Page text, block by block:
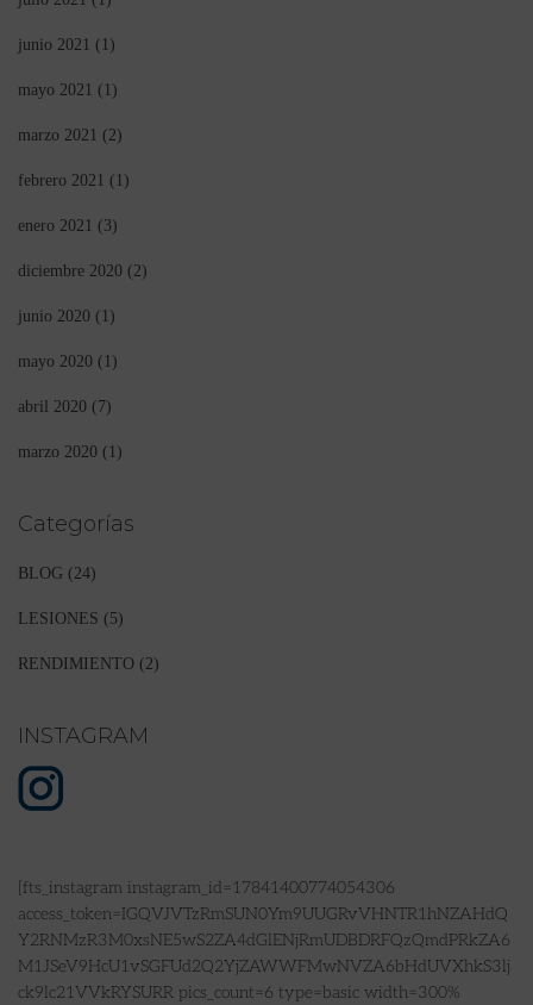
junio 2021 (1)
mayo 2021 (1)
marzo 2021 (2)
febrero 2021 (1)
enero 2021 (3)
diciembre 2020 (2)
junio 2020 (1)
mayo 2020 (1)
abril 2020 (7)
marzo 2020 (1)
Categorías
BLOG (24)
LESIONES (5)
RENDIMIENTO (2)
INSTAGRAM
[fts_instagram instagram_id=17841400774054306
access_token=IGQVJVTzRmSUN0Ym9UUGRvVHNTR1hNZAHdQ
Y2RNMzR3M0xsNE5wS2ZA4dGlENjRmUDBDRFQzQmdPRkZA6
M1JSeV9HcU1vSGFUd2Q2YjZAWWFMwNVZA6bHdUVXhkS3lj
ck9lc21VVkRYSURR pics_count=6 type=basic width=300%